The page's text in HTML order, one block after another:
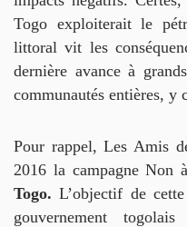
Togo exploiterait le
littoral vit les
dernière avance à
communautés entières, y
Pour rappel, Les Amis
2016 la campagne Non à
Togo. L’objectif de
gouvernement